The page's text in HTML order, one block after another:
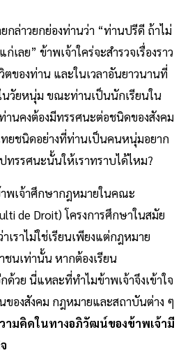
กล่าวยกย่องท่านว่า “ท่านปรีดี ถ้าไม่
เลย” ข้าพเจ้าใคร่จะสํารวจเรื่องราว
ของท่าน และในเวลาอันยาวนานที่
วัยหนุ่ม ขณะท่านเป็นนักเรียนใน
านคงต้องมีทรรศนะต่อชนิดของสังคม
ยชนิดอย่างที่ท่านเป็นคนหนุ่มอยาก
ทรรศนะนั้นให้เราทราบได้ไหม?
พเจ้าศึกษากฎหมายในคณะ
de Droit) โครงการศึกษาในสมัย
เราไม่ใช่เรียนเพียงแต่กฎหมาย
นเท่านั้น หากต้องเรียน
ด้วย นี่แหละที่ทําไมข้าพเจ้าจึงเข้าใจ
ของสังคม กฎหมายและสถาบันต่าง ๆ
ามคิดในทางอภิวัฒน์ของข้าพเจ้ามี